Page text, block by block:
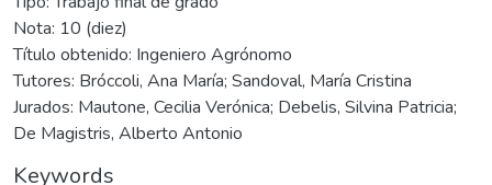
Nota: 10 (diez)
Título obtenido: Ingeniero Agrónomo
Tutores: Bróccoli, Ana María; Sandoval, María Cristina
Jurados: Mautone, Cecilia Verónica; Debelis, Silvina Patricia;
De Magistris, Alberto Antonio
Keywords